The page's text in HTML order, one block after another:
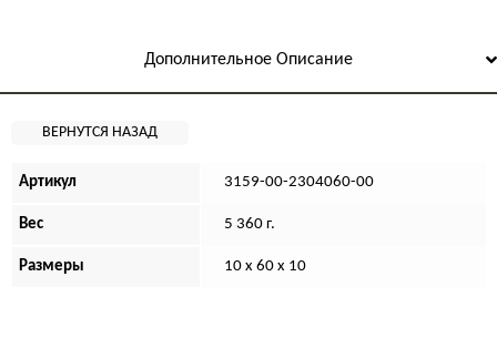
Дополнительное Описание
Артикул 3159-00-2304060-00
Вес 5 360 г.
Размеры 10 х 60 х 10